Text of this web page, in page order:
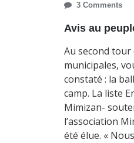
3 Comments
Avis au
Au second tour
municipales,
constaté : la
camp. La liste
Mimizan-
l’association
été élue. «